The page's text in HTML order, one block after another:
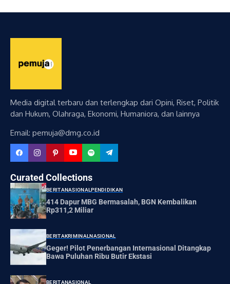
Media digital terbaru dan terlengkap dari Opini, Riset, Politik
dan Hukum, Olahraga, Ekonomi, Humaniora, dan lainnya
Email: pemuja@dmg.co.id
Curated Collections
BERITANASIONALPENDIDIKAN
414 Dapur MBG Bermasalah, BGN Kembalikan
Rp311,2 Miliar
BERITAKRIMINALNASIONAL
Geger! Pilot Penerbangan Internasional Ditangkap
Bawa Puluhan Ribu Butir Ekstasi
BERITANASIONAL